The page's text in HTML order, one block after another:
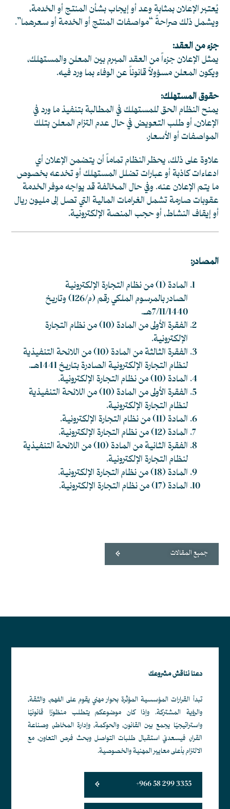
يُعتبر الإعلان بمثابة وعد أو إيجاب بشأن المنتج أو الخدمة،
ويشمل ذلك صراحةً “مواصفات المنتج أو الخدمة أو سعرهما”.
جزء من العقد:
يمثل الإعلان جزءاً من العقد المبرم بين المعلن والمستهلك،
ويكون المعلن مسؤولاً قانوناً عن الوفاء بما ورد فيه.
حقوق المستهلك:
يمنح النظام الحق للمستهلك في المطالبة بتنفيذ ما ورد في
الإعلان، أو طلب التعويض في حال عدم التزام المعلن بتلك
المواصفات أو الأسعار.
علاوة على ذلك، يحظر النظام تماماً أن يتضمن الإعلان أي
ادعاءات كاذبة أو عبارات تضلل المستهلك أو تخدعه بخصوص
ما يتم الإعلان عنه. وفي حال المخالفة قد يواجه موفر الخدمة
عقوبات صارمة تشمل الغرامات المالية التي تصل إلى مليون ريال
أو إيقاف النشاط، أو حجب المنصة الإلكترونية.
المصادر:
المادة (1) من نظام التجارة الإلكترونية
الصادر بالمرسوم الملكي رقم (م/126) وتاريخ
7/11/1440هـ.
الفقرة الأولى من المادة (10) من نظام التجارة
الإلكترونية.
الفقرة الثالثة من المادة (10) من اللائحة التنفيذية
لنظام التجارة الإلكترونية الصادرة بتاريخ 1441هـ.
المادة (10) من نظام التجارة الإلكترونية.
الفقرة الأولى من المادة (10) من اللائحة التنفيذية
لنظام التجارة الإلكترونية.
المادة (11) من نظام التجارة الإلكترونية.
المادة (12) من نظام التجارة الإلكترونية.
الفقرة الثانية من المادة (10) من اللائحة التنفيذية
لنظام التجارة الإلكترونية.
المادة (18) من نظام التجارة الإلكترونية.
المادة (17) من نظام التجارة الإلكترونية.
جميع المقالات
دعنا نناقش مشروعك
تبدأ القرارات المؤسسية المؤثرة بحوار مهني يقوم على الفهم، والثقة،
والرؤية المشتركة. وإذا كان موضوعكم يتطلب منظورًا قانونيًا
واستراتيجيًا يجمع بين القانون، والحوكمة، وإدارة المخاطر، وصناعة
القرار، فيسعدني استقبال طلبات التواصل وبحث فرص التعاون، مع
الالتزام بأعلى معايير المهنية والخصوصية.
+966 58 299 3355